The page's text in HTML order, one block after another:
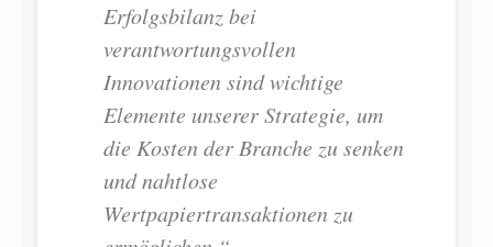
Erfolgsbilanz bei
verantwortungsvollen
Innovationen sind wichtige
Elemente unserer Strategie, um
die Kosten der Branche zu senken
und nahtlose
Wertpapiertransaktionen zu